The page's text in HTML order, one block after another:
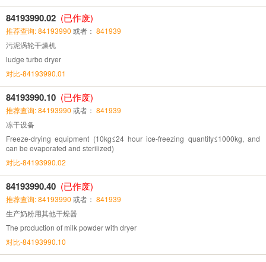
84193990.02 (已作废)
推荐查询: 84193990 或者： 841939
污泥涡轮干燥机
ludge turbo dryer
对比-84193990.01
84193990.10 (已作废)
推荐查询: 84193990 或者： 841939
冻干设备
Freeze-drying equipment (10kg≤24 hour ice-freezing quantity≤1000kg, and
can be evaporated and sterilized)
对比-84193990.02
84193990.40 (已作废)
推荐查询: 84193990 或者： 841939
生产奶粉用其他干燥器
The production of milk powder with dryer
对比-84193990.10